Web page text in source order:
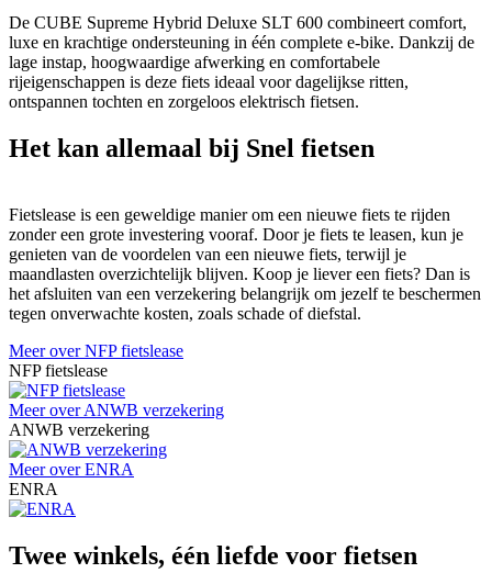
De CUBE Supreme Hybrid Deluxe SLT 600 combineert comfort,
luxe en krachtige ondersteuning in één complete e-bike. Dankzij de
lage instap, hoogwaardige afwerking en comfortabele
rijeigenschappen is deze fiets ideaal voor dagelijkse ritten,
ontspannen tochten en zorgeloos elektrisch fietsen.
Het kan allemaal bij Snel fietsen
Fietslease is een geweldige manier om een nieuwe fiets te rijden
zonder een grote investering vooraf. Door je fiets te leasen, kun je
genieten van de voordelen van een nieuwe fiets, terwijl je
maandlasten overzichtelijk blijven. Koop je liever een fiets? Dan is
het afsluiten van een verzekering belangrijk om jezelf te beschermen
tegen onverwachte kosten, zoals schade of diefstal.
Meer over NFP fietslease
NFP fietslease
Meer over ANWB verzekering
ANWB verzekering
Meer over ENRA
ENRA
Twee winkels, één liefde voor fietsen